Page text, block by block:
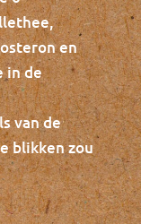
en
in de
van de
blikken zou